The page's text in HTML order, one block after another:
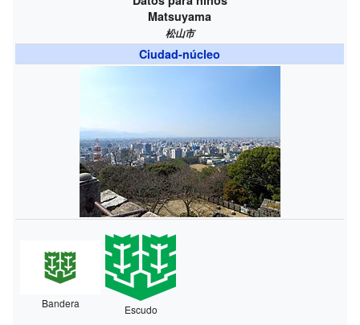
Matsuyama
松山市
Ciudad-núcleo
Bandera Escudo